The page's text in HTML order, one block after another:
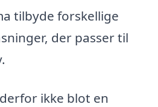
tilbyde forskellige
der passer til
ikke blot en